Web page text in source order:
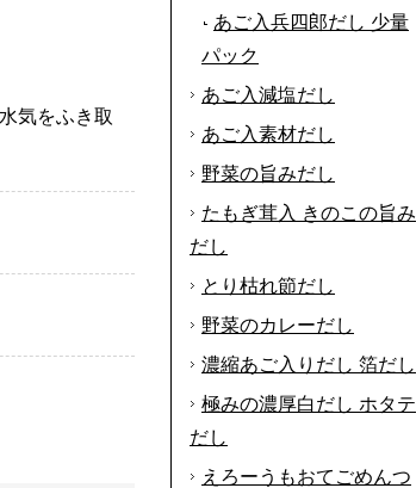
気をふき取
あご入兵四郎だし 少量
パック
あご入減塩だし
あご入素材だし
野菜の旨みだし
たもぎ茸入 きのこの旨み
だし
とり枯れ節だし
野菜のカレーだし
濃縮あご入りだし 箔だし
極みの濃厚白だし ホタテ
だし
えろーうもおてごめんつ